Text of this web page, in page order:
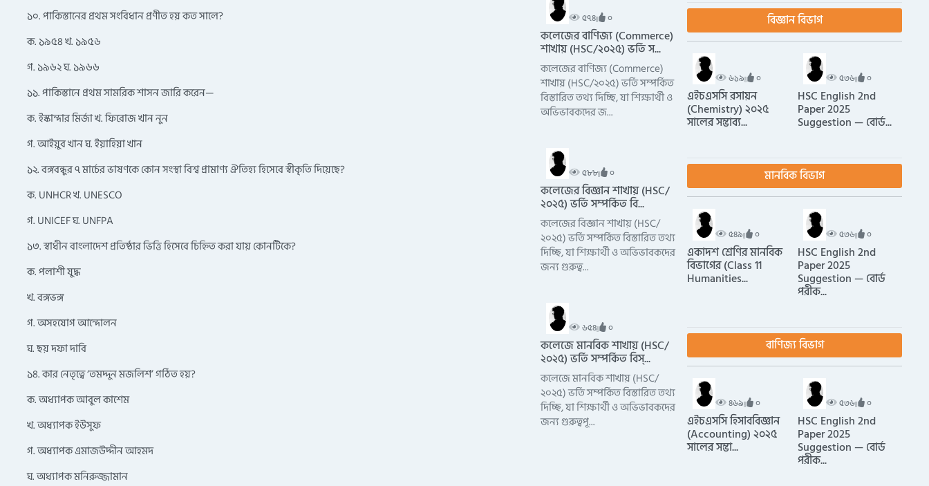
১০. পাকিস্তানের প্রথম সংবিধান প্রণীত হয় কত সালে?
ক. ১৯৫৪ খ. ১৯৫৬
গ. ১৯৬২ ঘ. ১৯৬৬
১১. পাকিস্তানে প্রথম সামরিক শাসন জারি করেন—
ক. ইস্কান্দার মির্জা খ. ফিরোজ খান নুন
গ. আইয়ুব খান ঘ. ইয়াহিয়া খান
১২. বঙ্গবন্ধুর ৭ মার্চের ভাষণকে কোন সংস্থা বিশ্ব প্রামাণ্য ঐতিহ্য হিসেবে স্বীকৃতি দিয়েছে?
ক. UNHCR খ. UNESCO
গ. UNICEF ঘ. UNFPA
১৩. স্বাধীন বাংলাদেশ প্রতিষ্ঠার ভিত্তি হিসেবে চিহ্নিত করা যায় কোনটিকে?
ক. পলাশী যুদ্ধ
খ. বঙ্গভঙ্গ
গ. অসহযোগ আন্দোলন
ঘ. ছয় দফা দাবি
১৪. কার নেতৃত্বে ‘তমদ্দুন মজলিশ’ গঠিত হয়?
ক. অধ্যাপক আবুল কাশেম
খ. অধ্যাপক ইউসুফ
গ. অধ্যাপক এমাজউদ্দীন আহমদ
ঘ. অধ্যাপক মনিরুজ্জামান
৫৭৪ ০
কলেজের বাণিজ্য (Commerce)
শাখায় (HSC/২০২৫) ভর্তি স...
কলেজের বাণিজ্য (Commerce)
শাখায় (HSC/২০২৫) ভর্তি সম্পর্কিত
বিস্তারিত তথ্য দিচ্ছি, যা শিক্ষার্থী ও
অভিভাবকদের জ...
৫৮৮ ০
কলেজের বিজ্ঞান শাখায় (HSC/
২০২৫) ভর্তি সম্পর্কিত বি...
কলেজের বিজ্ঞান শাখায় (HSC/
২০২৫) ভর্তি সম্পর্কিত বিস্তারিত তথ্য
দিচ্ছি, যা শিক্ষার্থী ও অভিভাবকদের
জন্য গুরুত্ব...
৬৫৪ ০
কলেজে মানবিক শাখায় (HSC/
২০২৫) ভর্তি সম্পর্কিত বিস্...
কলেজে মানবিক শাখায় (HSC/
২০২৫) ভর্তি সম্পর্কিত বিস্তারিত তথ্য
দিচ্ছি, যা শিক্ষার্থী ও অভিভাবকদের
জন্য গুরুত্বপূ...
বিজ্ঞান বিভাগ
৬১৯ ০
এইচএসসি রসায়ন
(Chemistry) ২০২৫
সালের সম্ভাব্য...
৫৩৬ ০
HSC English 2nd
Paper 2025
Suggestion — বোর্ড...
মানবিক বিভাগ
৫৪৯ ০
একাদশ শ্রেণির মানবিক
বিভাগের (Class 11
Humanities...
৫৩৬ ০
HSC English 2nd
Paper 2025
Suggestion — বোর্ড
পরীক...
বাণিজ্য বিভাগ
৪৬৯ ০
এইচএসসি হিসাববিজ্ঞান
(Accounting) ২০২৫
সালের সম্ভা...
৫৩৬ ০
HSC English 2nd
Paper 2025
Suggestion — বোর্ড
পরীক...